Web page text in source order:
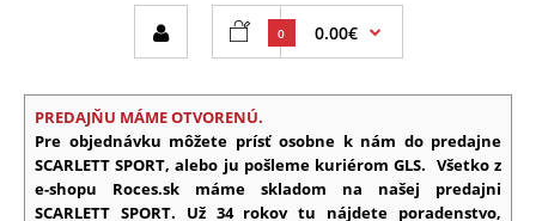
0 0.00€
PREDAJŇU MÁME OTVORENÚ.
Pre objednávku môžete prísť osobne k nám do predajne
SCARLETT SPORT, alebo ju pošleme kuriérom GLS. Všetko z
e-shopu Roces.sk máme skladom na našej predajni
SCARLETT SPORT. Už 34 rokov tu nájdete poradenstvo,